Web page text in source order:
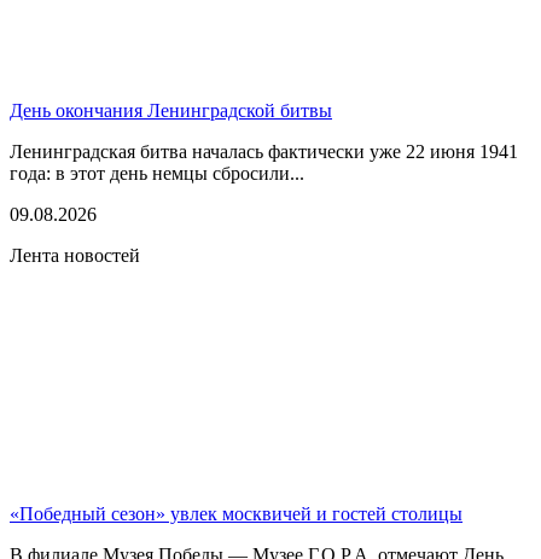
День окончания Ленинградской битвы
Ленинградская битва началась фактически уже 22 июня 1941
года: в этот день немцы сбросили...
09.08.2026
Лента новостей
«Победный сезон» увлек москвичей и гостей столицы
В филиале Музея Победы — Музее Г.О.Р.А. отмечают День